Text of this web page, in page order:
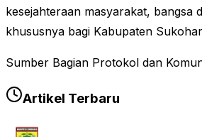
kesejahteraan masyarakat, bangsa
khususnya bagi Kabupaten
Sumber Bagian Protokol dan
Artikel Terbaru